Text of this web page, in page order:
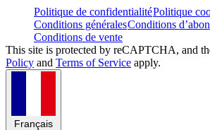
Politique de confidentialitéPolitique
Conditions généralesConditions
Conditions de vente
This site is protected by reCAPTCHA, and
Policy and Terms of Service apply.
Français